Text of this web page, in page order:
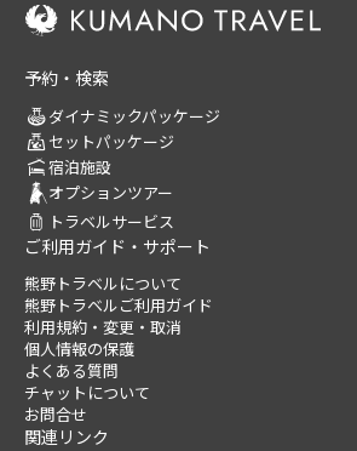
予約・検索
ダイナミックパッケージ
セットパッケージ
宿泊施設
オプションツアー
トラベルサービス
ご利用ガイド・サポート
熊野トラベルについて
熊野トラベルご利用ガイド
利用規約・変更・取消
個人情報の保護
よくある質問
チャットについて
お問合せ
関連リンク